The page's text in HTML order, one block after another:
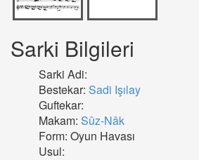
Sarki Bilgileri
Sarki Adi:
Bestekar: Sadi Işılay
Guftekar:
Makam: Sûz-Nâk
Form: Oyun Havası
Usul: